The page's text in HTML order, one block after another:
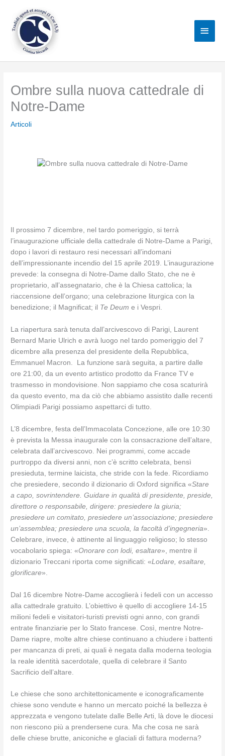
contenuto
Ombre sulla nuova cattedrale di
Notre-Dame
Articoli
Il prossimo 7 dicembre, nel tardo pomeriggio, si terrà
l’inaugurazione ufficiale della cattedrale di Notre-Dame a Parigi,
dopo i lavori di restauro resi necessari all’indomani
dell’impressionante incendio del 15 aprile 2019. L’inaugurazione
prevede: la consegna di Notre-Dame dallo Stato, che ne è
proprietario, all’assegnatario, che è la Chiesa cattolica; la
riaccensione dell’organo; una celebrazione liturgica con la
benedizione; il Magnificat; il Te Deum e i Vespri.
La riapertura sarà tenuta dall’arcivescovo di Parigi, Laurent
Bernard Marie Ulrich e avrà luogo nel tardo pomeriggio del 7
dicembre alla presenza del presidente della Repubblica,
Emmanuel Macron. La funzione sarà seguita, a partire dalle
ore 21:00, da un evento artistico prodotto da France TV e
trasmesso in mondovisione. Non sappiamo che cosa scaturirà
da questo evento, ma da ciò che abbiamo assistito dalle recenti
Olimpiadi Parigi possiamo aspettarci di tutto.
L’8 dicembre, festa dell’Immacolata Concezione, alle ore 10:30
è prevista la Messa inaugurale con la consacrazione dell’altare,
celebrata dall’arcivescovo. Nei programmi, come accade
purtroppo da diversi anni, non c’è scritto celebrata, bensì
presieduta, termine laicista, che stride con la fede. Ricordiamo
che presiedere, secondo il dizionario di Oxford significa «Stare
a capo, sovrintendere. Guidare in qualità di presidente, preside,
direttore o responsabile, dirigere: presiedere la giuria;
presiedere un comitato, presiedere un’associazione; presiedere
un’assemblea; presiedere una scuola, la facoltà d’ingegneria».
Celebrare, invece, è attinente al linguaggio religioso; lo stesso
vocabolario spiega: «Onorare con lodi, esaltare», mentre il
dizionario Treccani riporta come significati: «Lodare, esaltare,
glorificare».
Dal 16 dicembre Notre-Dame accoglierà i fedeli con un accesso
alla cattedrale gratuito. L’obiettivo è quello di accogliere 14-15
milioni fedeli e visitatori-turisti previsti ogni anno, con grandi
entrate finanziarie per lo Stato francese. Così, mentre Notre-
Dame riapre, molte altre chiese continuano a chiudere i battenti
per mancanza di preti, ai quali è negata dalla moderna teologia
la reale identità sacerdotale, quella di celebrare il Santo
Sacrificio dell’altare.
Le chiese che sono architettonicamente e iconograficamente
chiese sono vendute e hanno un mercato poiché la bellezza è
apprezzata e vengono tutelate dalle Belle Arti, là dove le diocesi
non riescono più a prendersene cura. Ma che cosa ne sarà
delle chiese brutte, aniconiche e glaciali di fattura moderna?